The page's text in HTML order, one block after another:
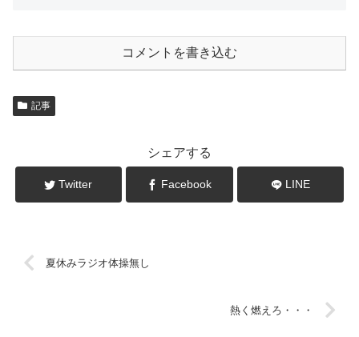
コメントを書き込む
記事
シェアする
Twitter Facebook LINE
夏休みラジオ体操無し
熱く燃えろ・・・